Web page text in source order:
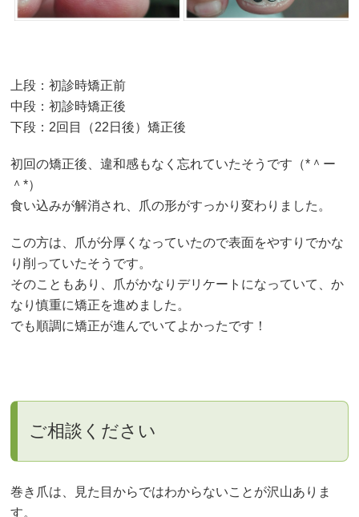
上段：初診時矯正前
中段：初診時矯正後
下段：2回目（22日後）矯正後
初回の矯正後、違和感もなく忘れていたそうです（*＾ー
＾*）
食い込みが解消され、爪の形がすっかり変わりました。
この方は、爪が分厚くなっていたので表面をやすりでかな
り削っていたそうです。
そのこともあり、爪がかなりデリケートになっていて、か
なり慎重に矯正を進めました。
でも順調に矯正が進んでいてよかったです！
ご相談ください
巻き爪は、見た目からではわからないことが沢山ありま
す。